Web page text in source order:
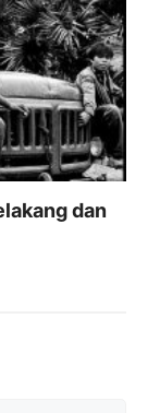
dan